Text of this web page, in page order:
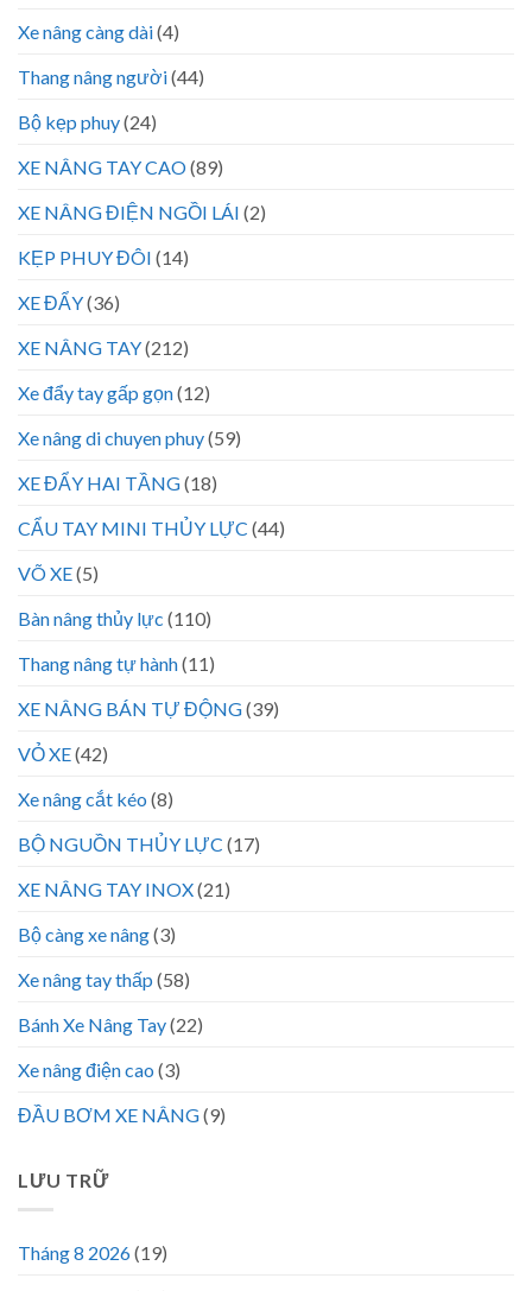
Xe nâng càng dài(4)
Thang nâng người(44)
Bộ kẹp phuy(24)
XE NÂNG TAY CAO(89)
XE NÂNG ĐIỆN NGỒI LÁI (2)
KẸP PHUY ĐÔI (14)
XE ĐẨY(36)
XE NÂNG TAY(212)
Xe đẩy tay gấp gọn(12)
Xe nâng di chuyen phuy(59)
XE ĐẨY HAI TẦNG(18)
CẨU TAY MINI THỦY LỰC (44)
VÕ XE(5)
Bàn nâng thủy lực (110)
Thang nâng tự hành(11)
XE NÂNG BÁN TỰ ĐỘNG(39)
VỎ XE(42)
Xe nâng cắt kéo (8)
BỘ NGUỒN THỦY LỰC (17)
XE NÂNG TAY INOX(21)
Bộ càng xe nâng(3)
Xe nâng tay thấp (58)
Bánh Xe Nâng Tay(22)
Xe nâng điện cao (3)
ĐẦU BƠM XE NÂNG(9)
LƯU TRỮ
Tháng 8 2026(19)